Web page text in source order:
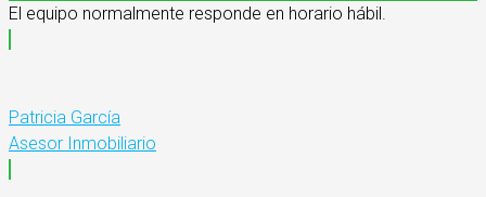
El equipo normalmente responde en horario hábil.
Patricia García
Asesor Inmobiliario